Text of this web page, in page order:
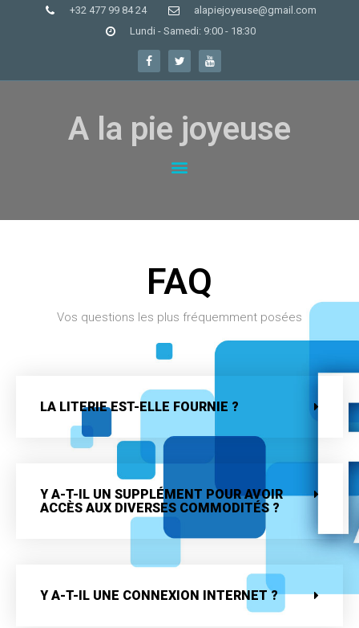
+32 477 99 84 24
alapiejoyeuse@gmail.com
Lundi - Samedi: 9:00 - 18:30
A la pie joyeuse
FAQ
Vos questions les plus fréquemment posées
LA LITERIE EST-ELLE FOURNIE ?
Y A-T-IL UN SUPPLÉMENT POUR AVOIR
ACCÈS AUX DIVERSES COMMODITÉS ?
Y A-T-IL UNE CONNEXION INTERNET ?